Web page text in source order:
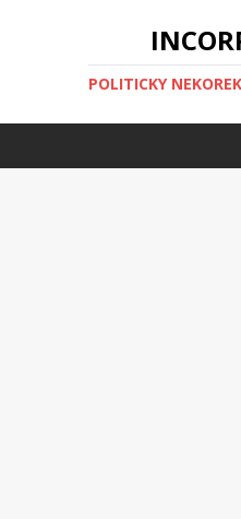
POLITICKY